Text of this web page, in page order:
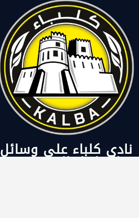
نادي كلباء على وسائل
التواصل الاجتماعي